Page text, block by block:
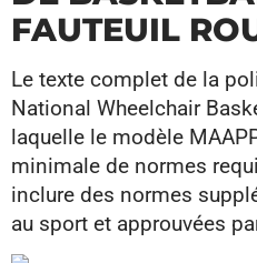
FAUTEUIL
Le texte complet de la
National Wheelchair
laquelle le modèle
minimale de normes
inclure des normes
au sport et approuvées